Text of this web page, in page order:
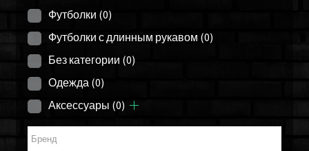
Футболки (0)
Футболки с длинным рукавом (0)
Без категории (0)
Одежда (0)
Аксессуары (0)